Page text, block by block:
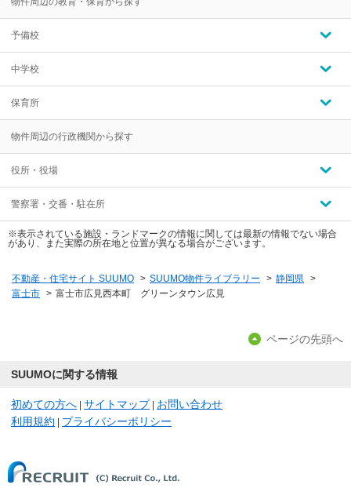
予備校
中学校
保育所
物件周辺の行政機関から探す
役所・役場
警察署・交番・駐在所
※表示されている施設・ランドマークの情報に関しては最新の情報でない場合
があり、また実際の所在地と位置が異なる場合がございます。
不動産・住宅サイト SUUMO > SUUMO物件ライブラリー > 静岡県 >
富士市 > 富士市広見西本町 グリーンタウン広見
ページの先頭へ
SUUMOに関する情報
初めての方へ サイトマップ
お問い合わせ
利用規約
プライバシーポリシー